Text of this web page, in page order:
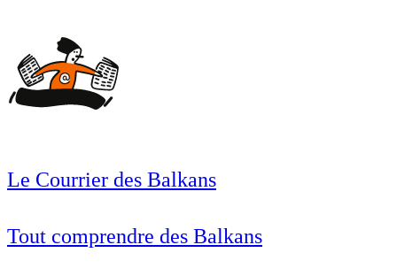
Le Courrier des Balkans
Tout comprendre des Balkans